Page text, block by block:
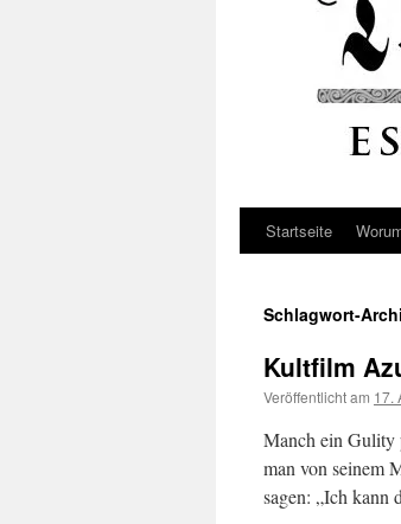
Startseite
Schlagwort-
Kultfilm
Veröffentlicht am 17.
Manch ein Gulity
man von seinem
sagen: „Ich